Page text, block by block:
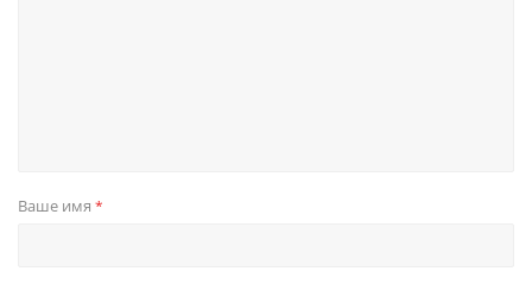
Ваше имя *